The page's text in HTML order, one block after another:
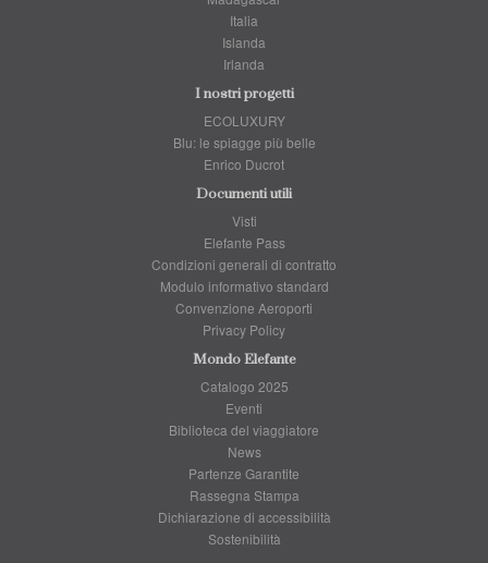
Italia
Islanda
Irlanda
I nostri progetti
ECOLUXURY
Blu: le spiagge più belle
Enrico Ducrot
Documenti utili
Visti
Elefante Pass
Condizioni generali di contratto
Modulo informativo standard
Convenzione Aeroporti
Privacy Policy
Mondo Elefante
Catalogo 2025
Eventi
Biblioteca del viaggiatore
News
Partenze Garantite
Rassegna Stampa
Dichiarazione di accessibilità
Sostenibilità